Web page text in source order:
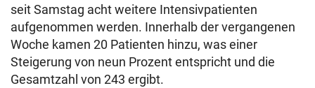
seit Samstag acht weitere Intensivpatienten
aufgenommen werden. Innerhalb der vergangenen
Woche kamen 20 Patienten hinzu, was einer
Steigerung von neun Prozent entspricht und die
Gesamtzahl von 243 ergibt.